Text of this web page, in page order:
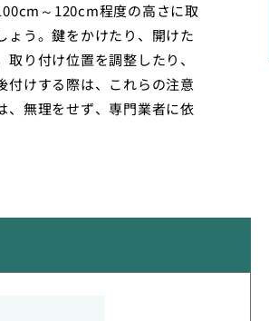
～120cm程度の高さに取
ょう。鍵をかけたり、開けた
り付け位置を調整したり、
付けする際は、これらの注意
、無理をせず、専門業者に依